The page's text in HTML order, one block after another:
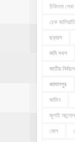
চিকিৎসা সেবা
চেক জালিয়াতি
ছড়ারস
জমি দখল
জাতীয় নির্বাচন
জামালপুর
জামিন
জুলাই
জেল